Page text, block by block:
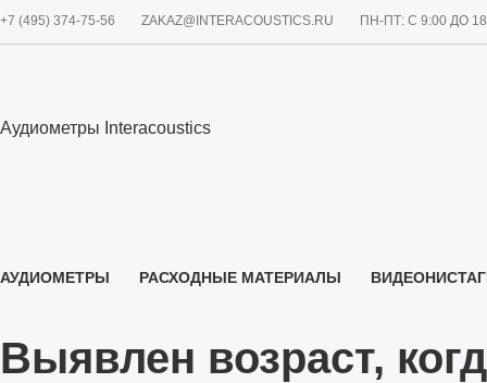
+7 (495) 374-75-56 ZAKAZ@INTERACOUSTICS.RU ПН-ПТ: С 9:00 ДО
Аудиометры Interacoustics
АУДИОМЕТРЫ РАСХОДНЫЕ МАТЕРИАЛЫ
Выявлен возраст,